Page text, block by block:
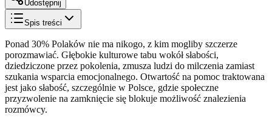
Udostępnij
Spis treści
Ponad 30% Polaków nie ma nikogo, z kim mogliby szczerze
porozmawiać. Głębokie kulturowe tabu wokół słabości,
dziedziczone przez pokolenia, zmusza ludzi do milczenia zamiast
szukania wsparcia emocjonalnego. Otwartość na pomoc traktowana
jest jako słabość, szczególnie w Polsce, gdzie społeczne
przyzwolenie na zamknięcie się blokuje możliwość znalezienia
rozmówcy.